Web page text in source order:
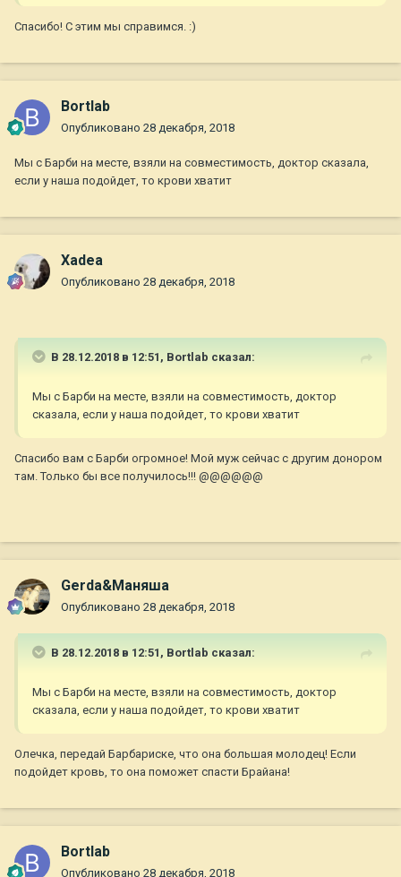
Спасибо! С этим мы справимся. :)
Bortlab
Опубликовано 28 декабря, 2018
Мы с Барби на месте, взяли на совместимость, доктор сказала,
если у наша подойдет, то крови хватит
Xadea
Опубликовано 28 декабря, 2018
В 28.12.2018 в 12:51, Bortlab сказал:
Мы с Барби на месте, взяли на совместимость, доктор
сказала, если у наша подойдет, то крови хватит
Спасибо вам с Барби огромное! Мой муж сейчас с другим донором
там. Только бы все получилось!!! @@@@@@
Gerda&Маняша
Опубликовано 28 декабря, 2018
В 28.12.2018 в 12:51, Bortlab сказал:
Мы с Барби на месте, взяли на совместимость, доктор
сказала, если у наша подойдет, то крови хватит
Олечка, передай Барбариске, что она большая молодец! Если
подойдет кровь, то она поможет спасти Брайана!
Bortlab
Опубликовано 28 декабря, 2018